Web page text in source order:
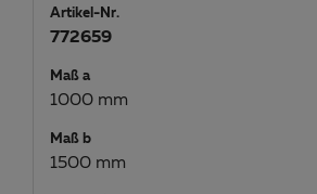
Artikel-Nr.
772659
Maß a
1000 mm
Maß b
1500 mm